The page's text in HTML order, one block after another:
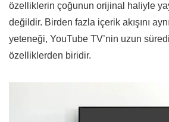
özelliklerin çoğunun orijinal haliyle
değildir. Birden fazla içerik akışını
yeteneği, YouTube TV’nin uzun
özelliklerden biridir.